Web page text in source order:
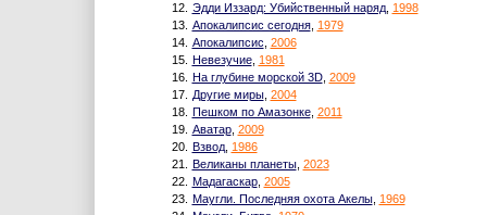
12. Эдди Иззард: Убийственный наряд, 1998
13. Апокалипсис сегодня, 1979
14. Апокалипсис 2006
15. Невезучие, 1981
16. На глубине морской 3D, 2009
17.
Другие миры, 2004
18. Пешком по Амазонке, 2011
19. Аватар, 2009
20. Взвод, 1986
21.
Великаны планеты, 2023
22. Мадагаскар, 2005
23. Маугли. Последняя охота Акелы, 1969